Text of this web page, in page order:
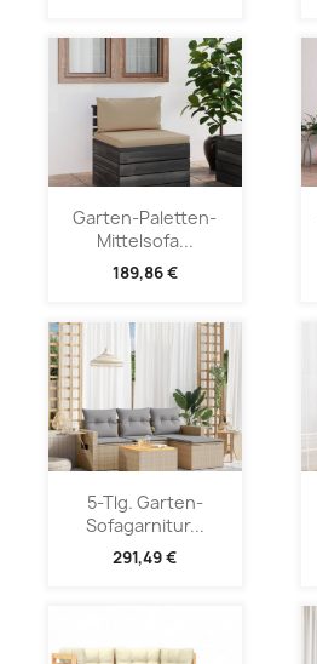
Garten-Paletten-
Mittelsofa...
189,86 €
5-Tlg. Garten-
Sofagarnitur...
291,49 €